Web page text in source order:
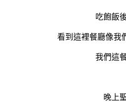
吃飽飯
看到這裡餐廳像我
我們這
晚上